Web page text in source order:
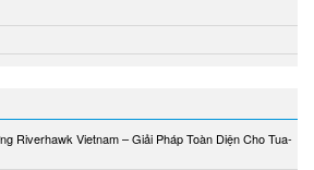
Riverhawk Vietnam – Giải Pháp Toàn Diện Cho Tua-